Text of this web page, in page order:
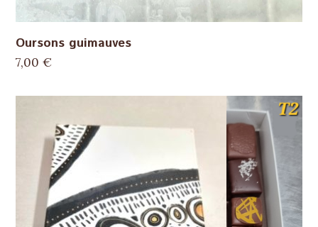
Oursons guimauves
7,00€